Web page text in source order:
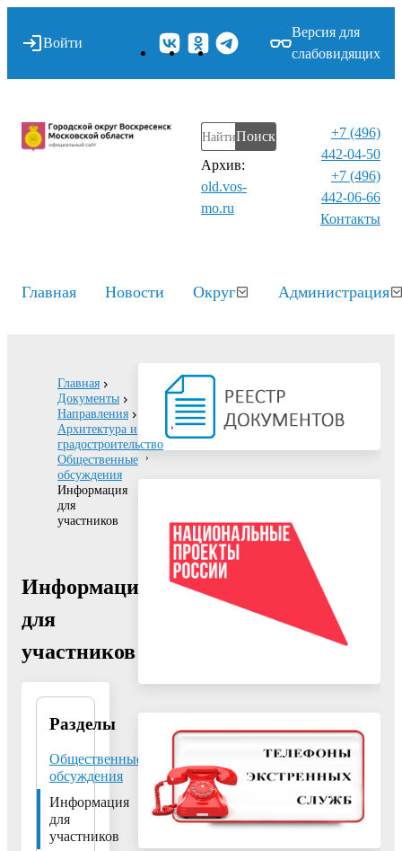
Войти
Версия для
слабовидящих
Поиск
Архив:
old.vos-
mo.ru
+7 (496)
442-04-50
+7 (496)
442-06-66
Контакты⁠
Главная Новости Округ Администрация
Главная
Документы
Направления
Архитектура и
градостроительство
Общественные
обсуждения
Информация
для
участников
Информация
для
участников
Разделы
Общественные
обсуждения
Информация
для
участников
архитектуры и
градостроительства
Администрации
городского округа
Воскресенск
Московской